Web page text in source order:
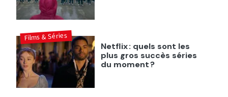
Netflix : quels sont les
plus gros succès séries
du moment ?
Films & Séries